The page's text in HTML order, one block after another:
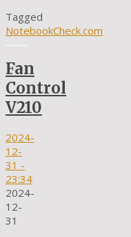
Tagged
NotebookCheck.com
Fan
Control
V210
2024-
12-
31 -
23:34
2024-
12-
31